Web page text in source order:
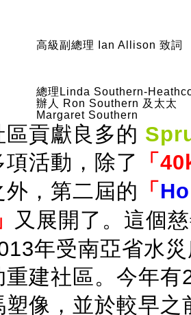
高級副總理 Ian Allison 致詞
總理Linda Southern-
辦人 Ron Southern 及太太
Margaret Southern
區貢獻良多的
項活動，除了
「
外，第二屆的 「
」
又展開了。這個
年受南亞省水
建社區。 今年有
塑像，並於較早